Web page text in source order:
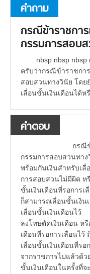
คำถาม
กรณีข้าราชกา
กรรมการสอบ
nbsp nbsp
ครับว่ากรณีข้าราชกา
สอบสวนทางวินัย โดย
เลื่อนขั้นเงินเดือนได้ห
คำตอบ
กรณีข้าราช
กรรมการสอบสวนทา
พร้อมกันเงินสำหรั
การสอบสวนไม่มีผิด
ขั้นเงินเดือนที่รอการเ
ก็สามารถเลื่อนขั้นเงิ
เลื่อนขั้นเงินเดือน
ลงโทษตัดเงินเดือน ห
เดือนที่รอการเลื่อนไว้
เลื่อนขั้นเงินเดือนที่รอ
จากราชการไปแล้วด้
ขั้นเงินเดือนในครั้งที่จ